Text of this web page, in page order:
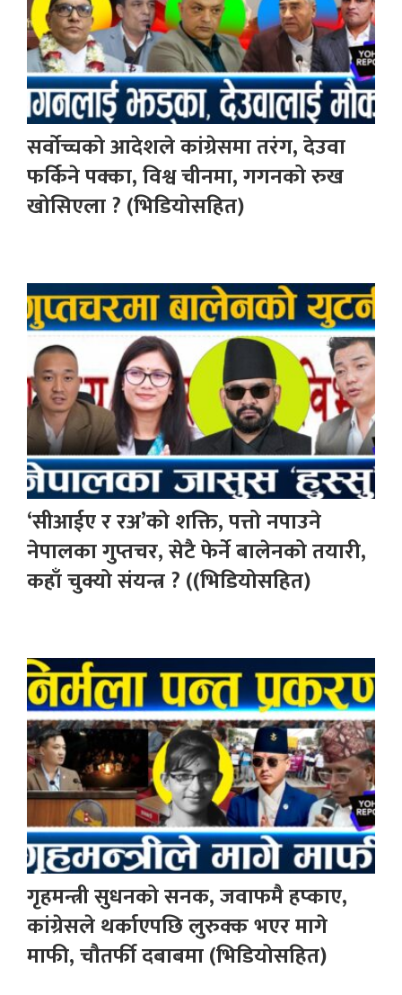
सर्वोच्चको आदेशले कांग्रेसमा तरंग, देउवा
फर्किने पक्का, विश्व चीनमा, गगनको रुख
खोसिएला ? (भिडियोसहित)
‘सीआईए र रअ’को शक्ति, पत्तो नपाउने
नेपालका गुप्तचर, सेटै फेर्ने बालेनको तयारी,
कहाँ चुक्यो संयन्त्र ? ((भिडियोसहित)
गृहमन्त्री सुधनको सनक, जवाफमै हप्काए,
कांग्रेसले थर्काएपछि लुरुक्क भएर मागे
माफी, चौतर्फी दबाबमा (भिडियोसहित)